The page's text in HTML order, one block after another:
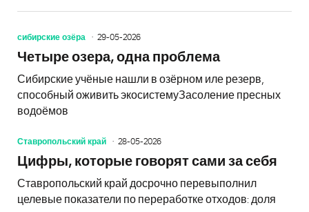
сибирские озёра 29-05-2026
Четыре озера, одна проблема
Сибирские учёные нашли в озёрном иле резерв,
способный оживить экосистемуЗасоление пресных
водоёмов
Ставропольский край 28-05-2026
Цифры, которые говорят сами за себя
Ставропольский край досрочно перевыполнил
целевые показатели по переработке отходов: доля